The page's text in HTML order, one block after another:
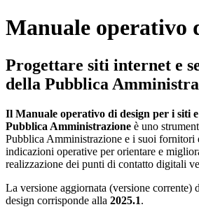
Manuale operativo
Progettare siti internet e
della Pubblica
Il Manuale operativo di design per i siti
Pubblica Amministrazione è uno
Pubblica Amministrazione e i suoi fornitori
indicazioni operative per orientare e
realizzazione dei punti di contatto digitali
La versione aggiornata (versione corrente)
design corrisponde alla 2025.1.